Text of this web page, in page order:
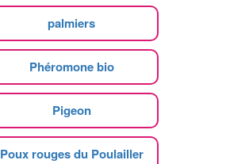
palmiers
Phéromone bio
Pigeon
Poux rouges du Poulailler